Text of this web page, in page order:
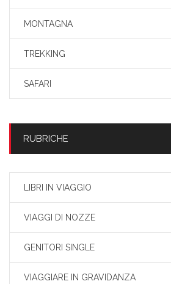
MONTAGNA
TREKKING
SAFARI
RUBRICHE
LIBRI IN VIAGGIO
VIAGGI DI NOZZE
GENITORI SINGLE
VIAGGIARE IN GRAVIDANZA